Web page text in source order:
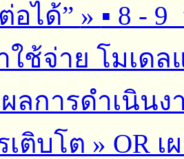
อได้” » ▪︎ 8 -
ช้จ่าย โมเดล
ผลการดำเนิน
ติบโต » OR